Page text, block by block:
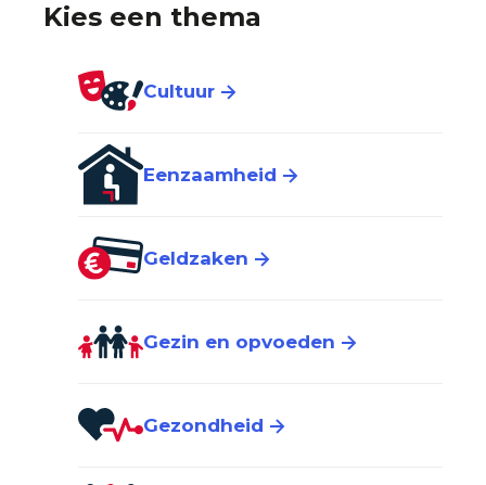
Kies een thema
Cultuur
Eenzaamheid
Geldzaken
Gezin en opvoeden
Gezondheid